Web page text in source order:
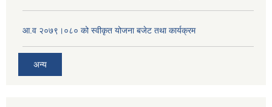
आ.व २०७९।०८० को स्वीकृत योजना बजेट तथा कार्यक्रम
अन्य